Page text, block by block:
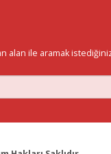
alan ile aramak